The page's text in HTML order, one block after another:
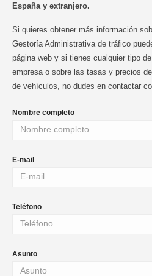
España y extranjero.
Si quieres obtener más información
Gestoría Administrativa de tráfico
página web y si tienes cualquier tipo
empresa o sobre las tasas y precios
de vehículos, no dudes en contactar
Nombre completo
E-mail
Teléfono
Asunto